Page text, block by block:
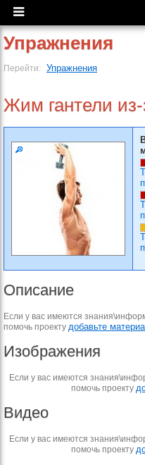
Упражнения
Перейти: Упражнения
Жим гантели из-
Описание
Если у вас имеются
помочь проекту добавьте
Изображения
Если у вас имеются
помочь проекту
Видео
Если у вас имеются
помочь проекту